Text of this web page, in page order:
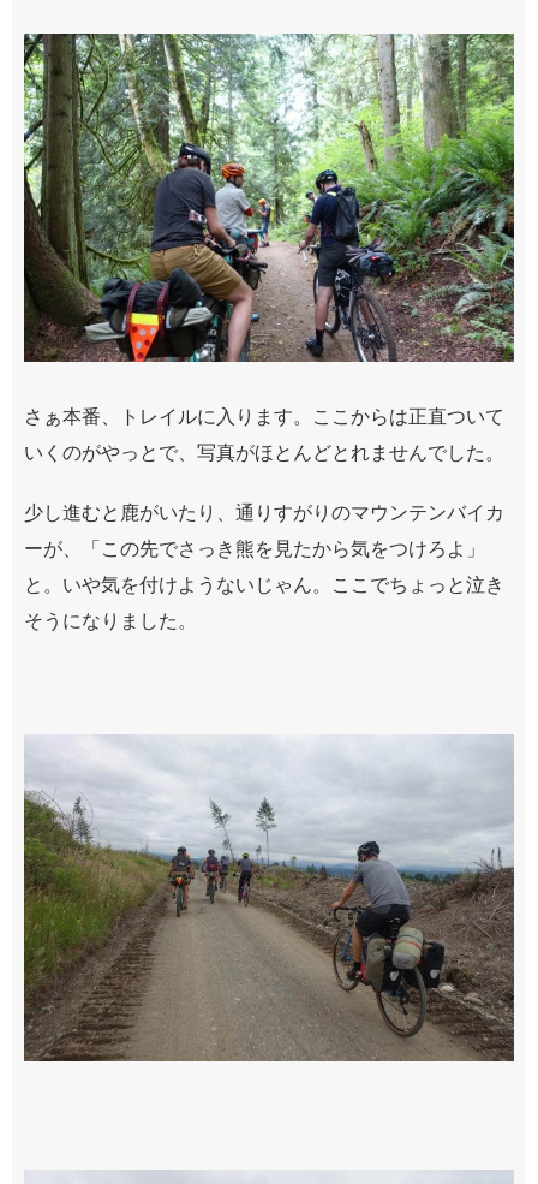
さぁ本番、トレイルに入ります。ここからは正直ついて
いくのがやっとで、写真がほとんどとれませんでした。
少し進むと鹿がいたり、通りすがりのマウンテンバイカ
ーが、「この先でさっき熊を見たから気をつけろよ」
と。いや気を付けようないじゃん。ここでちょっと泣き
そうになりました。